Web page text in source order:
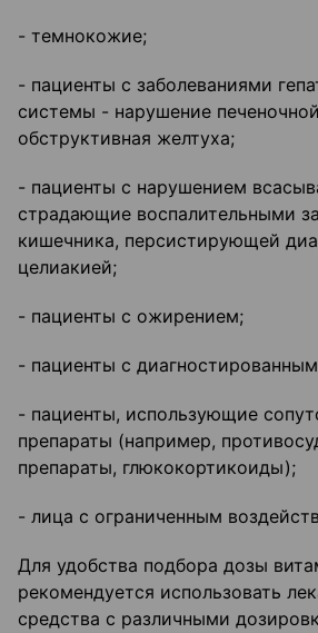
- темнокожие;
- пациенты с заболеваниями
системы - нарушение
обструктивная желтуха;
- пациенты с нарушением
страдающие воспалительными
кишечника, персистирующей
целиакией;
- пациенты с ожирением;
- пациенты с
- пациенты, использующие
препараты (например,
препараты, глюкокортикоиды);
- лица с ограниченным
Для удобства подбора дозы
рекомендуется использовать
средства с различными